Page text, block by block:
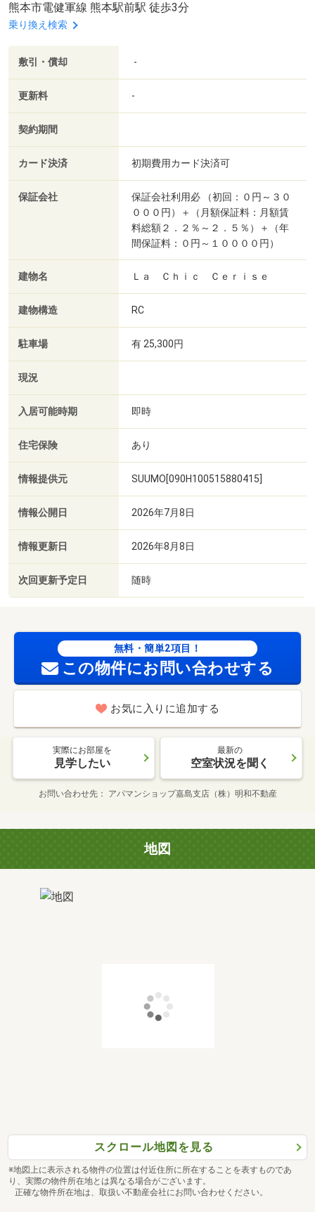
熊本市電健軍線 熊本駅前駅 徒歩3分
乗り換え検索
敷引・償却 -
更新料 -
契約期間
カード決済 初期費用カード決済可
保証会社
保証会社利用必 （初回：０円～３０
０００円）＋（月額保証料：月額賃
料総額２．２％～２．５％）＋（年
間保証料：０円～１００００円）
建物名 Ｌａ Ｃｈｉｃ Ｃｅｒｉｓｅ
建物構造 RC
駐車場 有 25,300円
現況
入居可能時期 即時
住宅保険 あり
情報提供元 SUUMO[090H100515880415]
情報公開日 2026年7月8日
情報更新日 2026年8月8日
次回更新予定日 随時
無料・簡単2項目！
この物件にお問い合わせする
お気に入りに追加する
実際にお部屋を
見学したい
最新の
空室状況を聞く
お問い合わせ先 アパマンショップ嘉島支店（株）明和不動産
地図
スクロール地図を見る
※地図上に表示される物件の位置は付近住所に所在することを表すものであ
り、実際の物件所在地とは異なる場合がございます。
正確な物件所在地は、取扱い不動産会社にお問い合わせください。